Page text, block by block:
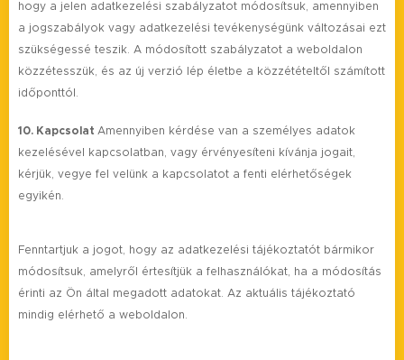
hogy a jelen adatkezelési szabályzatot módosítsuk, amennyiben
a jogszabályok vagy adatkezelési tevékenységünk változásai ezt
szükségessé teszik. A módosított szabályzatot a weboldalon
közzétesszük, és az új verzió lép életbe a közzétételtől számított
időponttól.
10. Kapcsolat Amennyiben kérdése van a személyes adatok
kezelésével kapcsolatban, vagy érvényesíteni kívánja jogait,
kérjük, vegye fel velünk a kapcsolatot a fenti elérhetőségek
egyikén.
Fenntartjuk a jogot, hogy az adatkezelési tájékoztatót bármikor
módosítsuk, amelyről értesítjük a felhasználókat, ha a módosítás
érinti az Ön által megadott adatokat. Az aktuális tájékoztató
mindig elérhető a weboldalon.